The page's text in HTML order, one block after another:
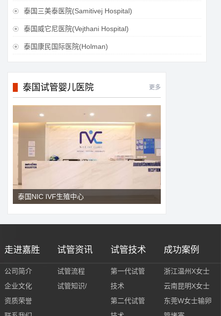
 泰国三美泰医院(Samitivej Hospital)
 泰国威它尼医院(Vejthani Hospital)
 泰国康民国际医院(Holman)
泰国试管婴儿医院 更多
泰国NIC IVF生殖中心
走进嘉胜
公司简介
企业文化
资质荣誉
试管资讯
试管流程
试管知识/
试管技术
第一代试管
技术
第二代试管
成功案例
浙江温州X女士
云南昆明X女士
东莞W女士输卵